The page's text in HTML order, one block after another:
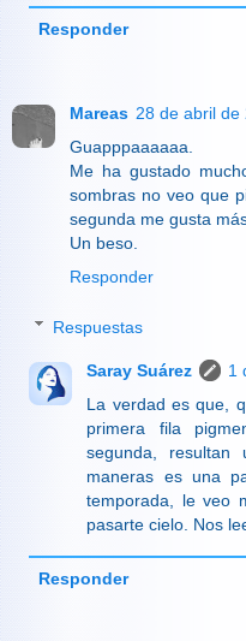
Responder
Mareas 28 de abril de
Guapppaaaaaa.
Me ha gustado
sombras no veo que
segunda me gusta
Un beso.
Responder
Respuestas
Saray Suárez
1
La verdad es que,
primera fila
segunda, resultan
maneras es una
temporada, le veo
pasarte cielo. Nos
Responder